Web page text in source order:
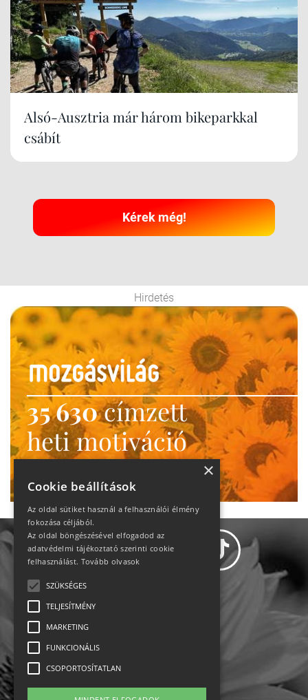
Alsó-Ausztria már három bikeparkkal
csábít
Kérek még!
Hirdetés
35 630címzett
heti motiváció
Ne maradj le!
Impresszum-kapcsolat
×
Cookie beállítások
Az oldal sütiket használ a felhasználói élmény
fokozása céljából.
Az oldal böngészésével elfogadod az
adatvédelmi tájékoztató szerinti cookie
felhasználást. Tovább olvasok
SZÜKSÉGES
TELJESÍTMÉNY
MARKETING
FUNKCIONÁLIS
CSOPORTOSÍTATLAN